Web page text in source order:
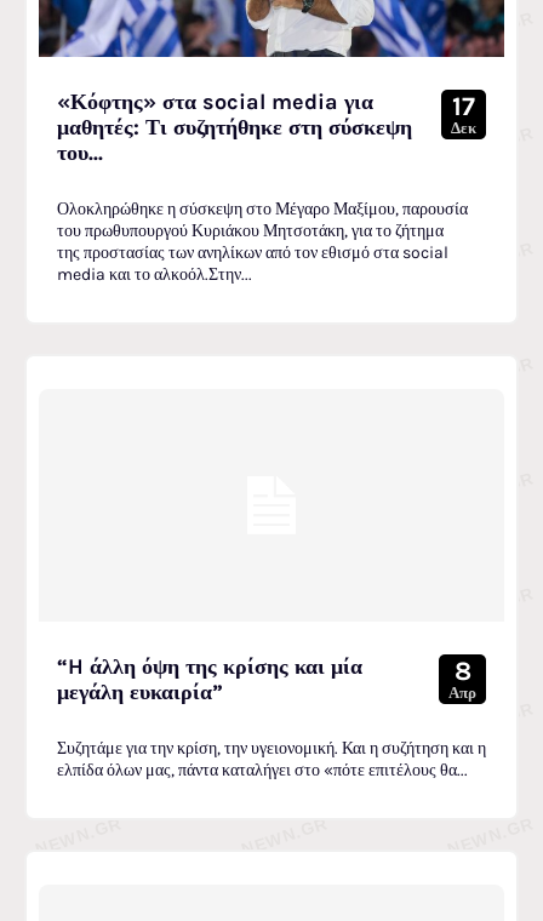
«Κόφτης» στα social media για
μαθητές: Τι συζητήθηκε στη σύσκεψη
του...
17
Δεκ
Ολοκληρώθηκε η σύσκεψη στο Μέγαρο Μαξίμου, παρουσία
του πρωθυπουργού Κυριάκου Μητσοτάκη, για το ζήτημα
της προστασίας των ανηλίκων από τον εθισμό στα social
media και το αλκοόλ.Στην...
“H άλλη όψη της κρίσης και μία
μεγάλη ευκαιρία”
8
Απρ
Συζητάμε για την κρίση, την υγειονομική. Και η συζήτηση και η
ελπίδα όλων μας, πάντα καταλήγει στο «πότε επιτέλους θα...